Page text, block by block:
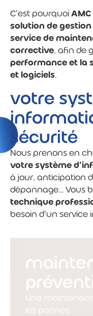
C’est pourquoi
solution de
service de
corrective, afin de
performance et la
et logiciels.
votre
sécurité
Nous prenons en
votre système
à jour, anticipation
dépannage… Vous
technique
besoin d’un
Une
les pannes